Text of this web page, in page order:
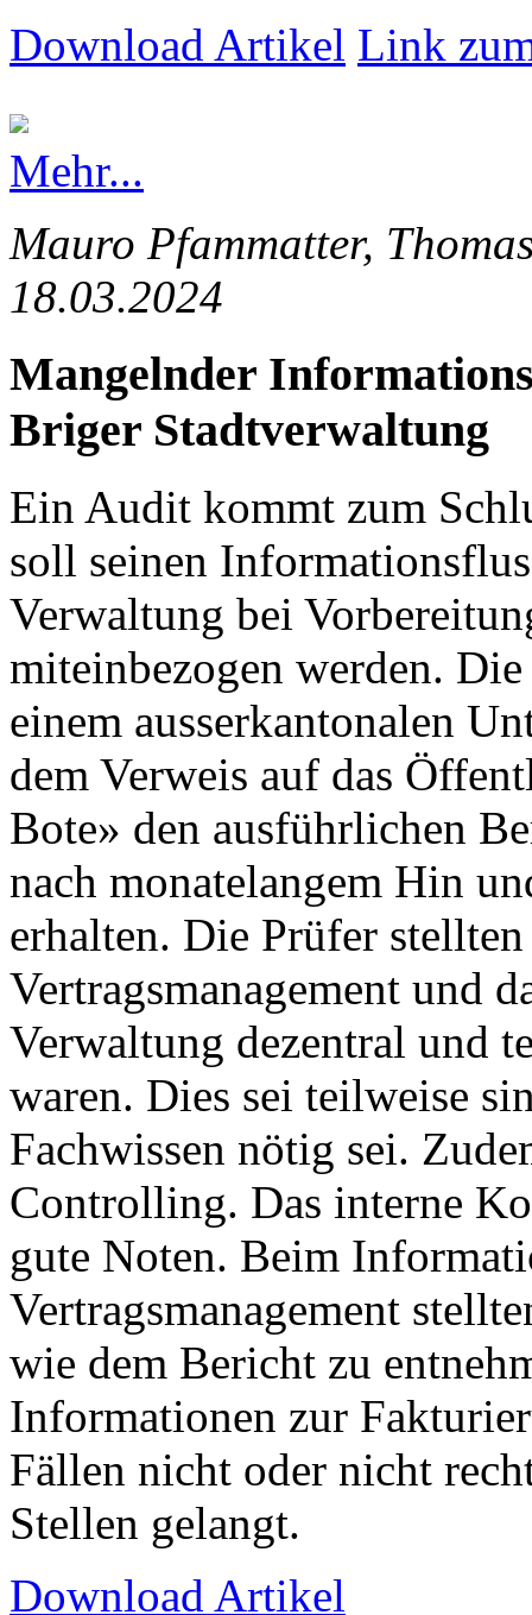
Download Artikel Link
Mehr...
Mauro Pfammatter,
18.03.2024
Mangelnder
Briger Stadtverwaltung
Ein Audit kommt zum
soll seinen
Verwaltung bei
miteinbezogen werden.
einem ausserkantonalen
dem Verweis auf das
Bote» den ausführlichen
nach monatelangem Hin
erhalten. Die Prüfer stellten
Vertragsmanagement und
Verwaltung dezentral und
waren. Dies sei teilweise
Fachwissen nötig sei.
Controlling. Das interne
gute Noten. Beim
Vertragsmanagement
wie dem Bericht zu
Informationen zur
Fällen nicht oder nicht
Stellen gelangt.
Download Artikel